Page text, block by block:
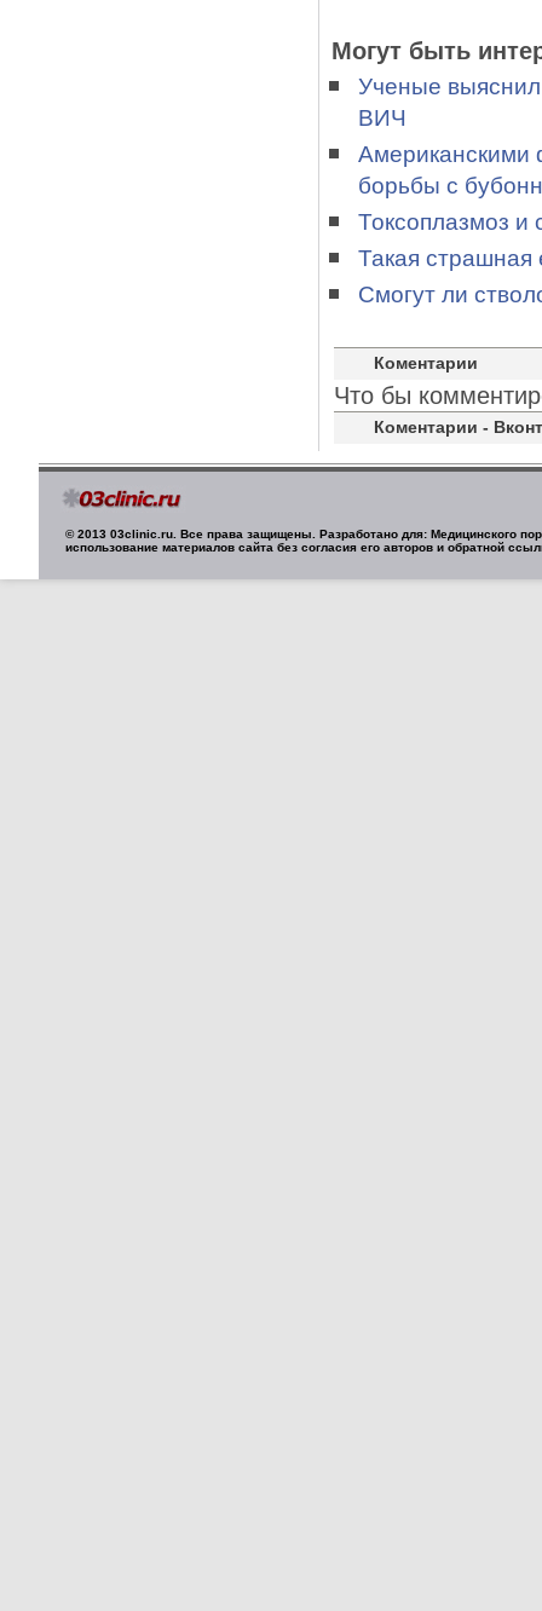
Могут быть
Ученые
ВИЧ
Американскими
борьбы с
Токсоплазмоз и
Такая страшная
Смогут ли
Коментарии
Что бы
Коментарии -
© 2013 03clinic.ru. Все права защищены. Разработано для: Медицинского
использование материалов сайта без согласия его авторов и обратной